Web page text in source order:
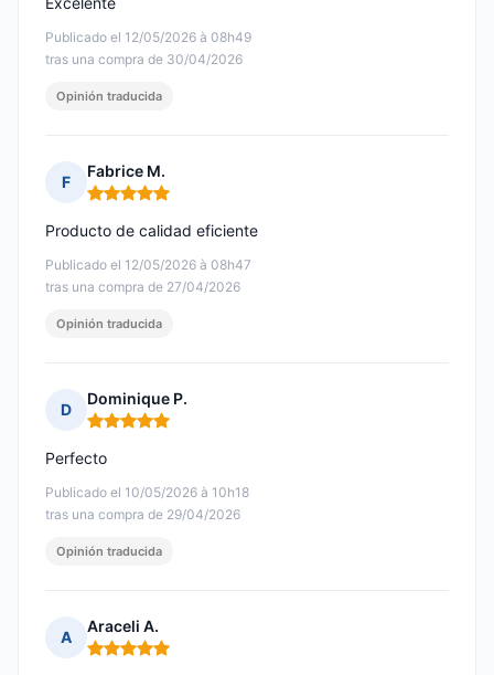
Publicado el 12/05/2026 à 08h49
tras una compra de 30/04/2026
Opinión traducida
F
Fabrice M.
Nota: 5 de 5
Publicado el 12/05/2026 à 08h47
tras una compra de 27/04/2026
Producto de calidad eficiente
Opinión traducida
D
Dominique P.
Nota: 5 de 5
Publicado el 10/05/2026 à 10h18
tras una compra de 29/04/2026
Perfecto
Opinión traducida
A
Araceli A.
Nota: 5 de 5